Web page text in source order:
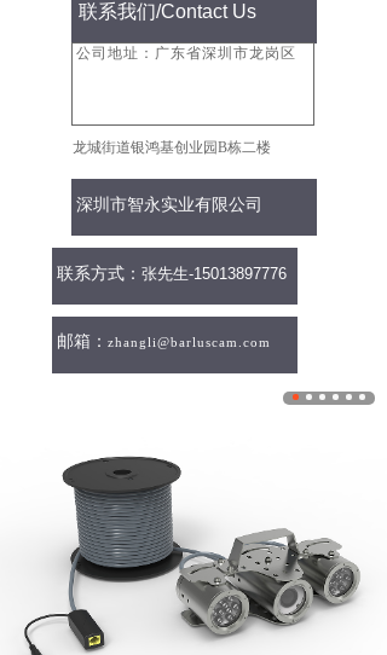
联系我们/Contact Us
公司地址：广东省深圳市龙岗区
龙城街道银鸿基创业园B栋二楼
深圳市智永实业有限公司
联系方式： 张先生-15013897776
邮箱： zhangli@barluscam.com